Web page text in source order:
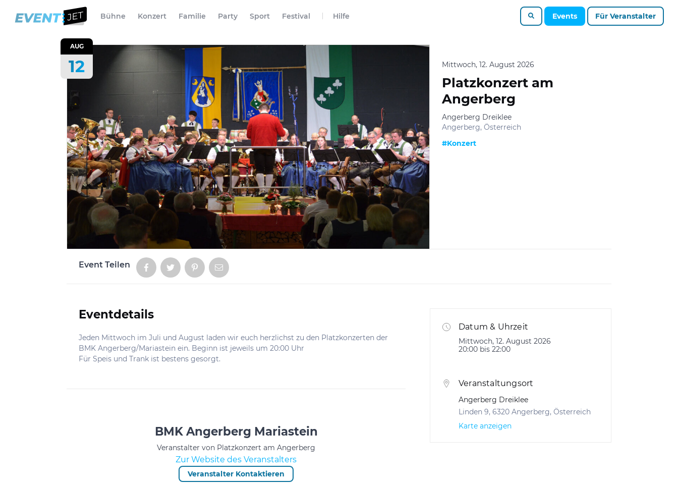
Bühne Konzert Familie Party Sport Festival Hilfe Events Für Veranstalter
AUG
12 Mittwoch, 12. August 2026
Platzkonzert am
Angerberg
Angerberg Dreiklee
Angerberg, Österreich
#Konzert
Event Teilen
Informationen
Eventdetails
Jeden Mittwoch im Juli und August laden wir euch herzlichst zu den Platzkonzerten der
BMK Angerberg/Mariastein ein. Beginn ist jeweils um 20:00 Uhr
Für Speis und Trank ist bestens gesorgt.
BMK Angerberg Mariastein
Veranstalter von Platzkonzert am Angerberg
Zur Website des Veranstalters
Veranstalter Kontaktieren
Datum & Uhrzeit
Mittwoch, 12. August 2026
20:00 bis 22:00
Veranstaltungsort
Angerberg Dreiklee
Linden 9, 6320 Angerberg, Österreich
Karte anzeigen